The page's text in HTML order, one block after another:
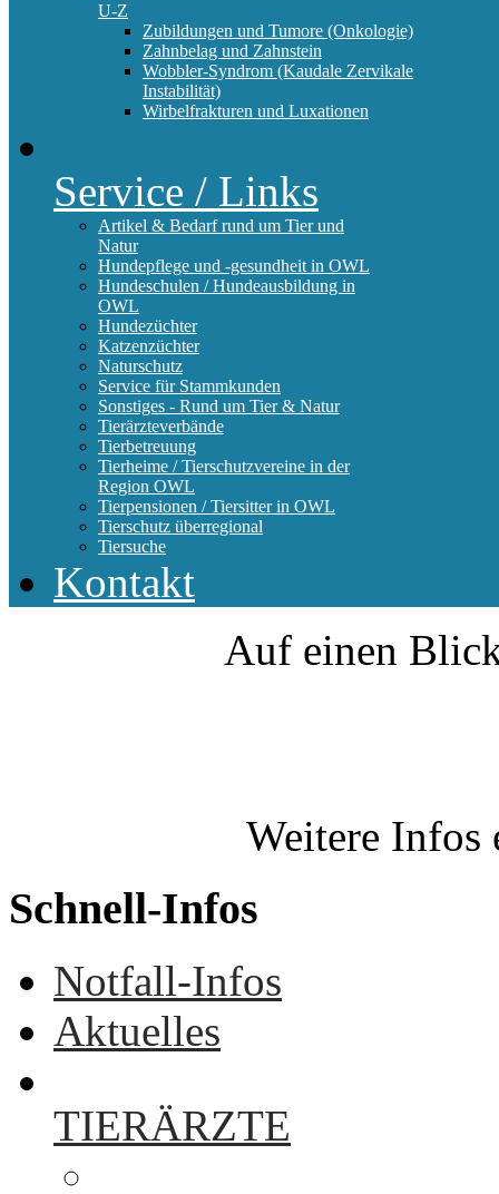
U-Z
Zubildungen und Tumore (Onkologie)
Zahnbelag und Zahnstein
Wobbler-Syndrom (Kaudale Zervikale
Instabilität)
Wirbelfrakturen und Luxationen
Service / Links
Artikel & Bedarf rund um Tier und
Natur
Hundepflege und -gesundheit in OWL
Hundeschulen / Hundeausbildung in
OWL
Hundezüchter
Katzenzüchter
Naturschutz
Service für Stammkunden
Sonstiges - Rund um Tier & Natur
Tierärzteverbände
Tierbetreuung
Tierheime / Tierschutzvereine in der
Region OWL
Tierpensionen / Tiersitter in OWL
Tierschutz überregional
Tiersuche
Kontakt
Auf einen
Weitere Infos
Schnell-Infos
Notfall-Infos
Aktuelles
TIERÄRZTE